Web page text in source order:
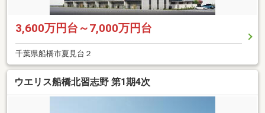
3,600万円台～7,000万円台
千葉県船橋市夏見台２
ウエリス船橋北習志野 第1期4次